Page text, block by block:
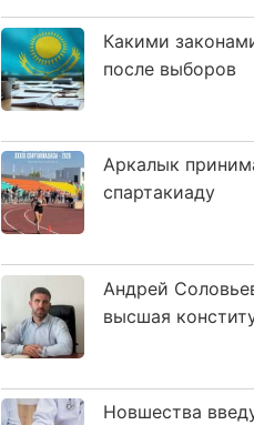
Какими
после выборов
Аркалык
спартакиаду
Андрей
высшая
Новшества